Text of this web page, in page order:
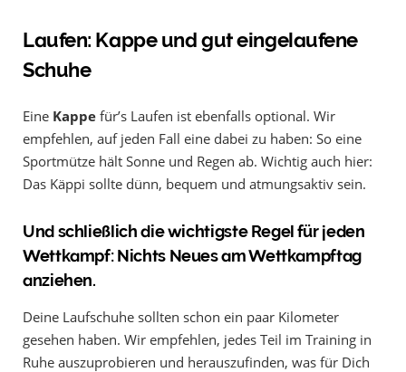
Laufen: Kappe und gut eingelaufene
Schuhe
Eine Kappe für’s Laufen ist ebenfalls optional. Wir
empfehlen, auf jeden Fall eine dabei zu haben: So eine
Sportmütze hält Sonne und Regen ab. Wichtig auch hier:
Das Käppi sollte dünn, bequem und atmungsaktiv sein.
Und schließlich die wichtigste Regel für jeden
Wettkampf:Nichts Neuesam Wettkampftag
anziehen.
Deine Laufschuhe sollten schon ein paar Kilometer
gesehen haben. Wir empfehlen, jedes Teil im Training in
Ruhe auszuprobieren und herauszufinden, was für Dich